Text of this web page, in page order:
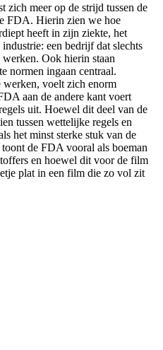
zich meer op de strijd tussen de
FDA. Hierin zien we hoe
heeft in zijn ziekte, het
een bedrijf dat slechts
Ook hierin staan
normen ingaan centraal.
voelt zich enorm
aan de andere kant voert
uit. Hoewel dit deel van de
tussen wettelijke regels en
het minst sterke stuk van de
de FDA vooral als boeman
en hoewel dit voor de film
plat in een film die zo vol zit